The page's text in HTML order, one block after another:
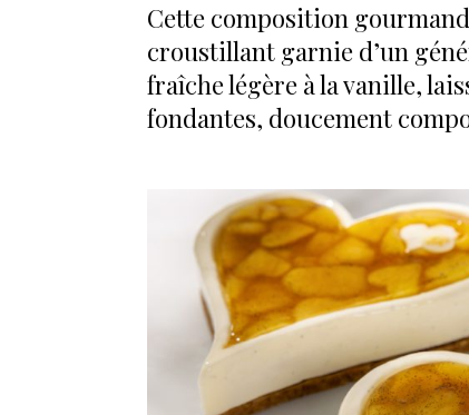
Cette composition
croustillant garnie d’un
fraîche légère à la vanille,
fondantes, doucement